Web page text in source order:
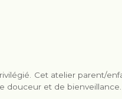
Cet atelier parent/
douceur et de bienveillance.